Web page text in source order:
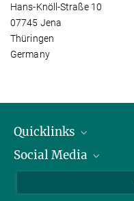
Hans-Knöll-Straße 10
07745 Jena
Thüringen
Germany
Quicklinks
IMPRS Graduiertenschule
Social Media